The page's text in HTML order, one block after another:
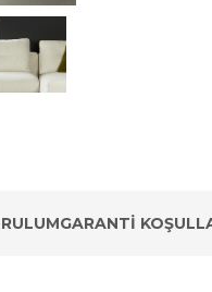
GARANTI